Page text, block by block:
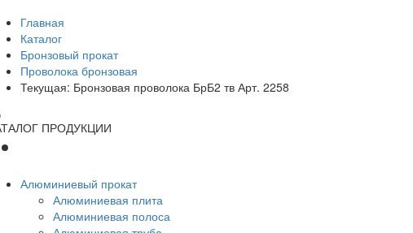
Главная
Каталог
Бронзовый прокат
Проволока бронзовая
Текущая: Бронзовая проволока БрБ2 тв Арт. 2258
ПРОДУКЦИИ
Алюминиевый прокат
Алюминиевая плита
Алюминиевая полоса